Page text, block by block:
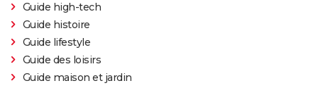
Guide high-tech
Guide histoire
Guide lifestyle
Guide des loisirs
Guide maison et jardin